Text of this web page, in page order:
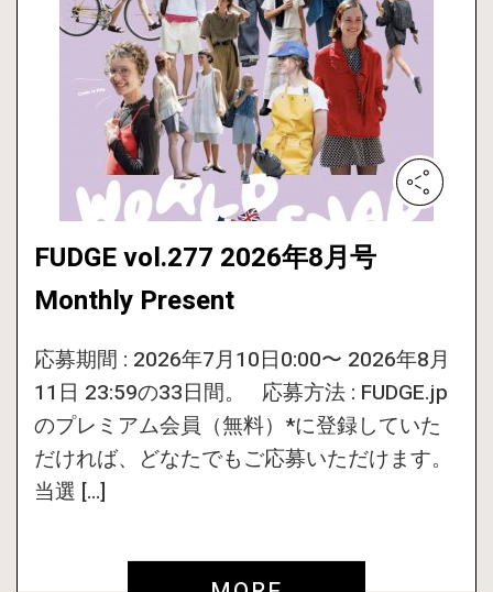
FUDGE vol.277 2026年8月号
Monthly Present
応募期間 : 2026年7月10日0:00〜 2026年8月
11日 23:59の33日間。 応募方法 : FUDGE.jp
のプレミアム会員（無料）*に登録していた
だければ、どなたでもご応募いただけます。
当選 […]